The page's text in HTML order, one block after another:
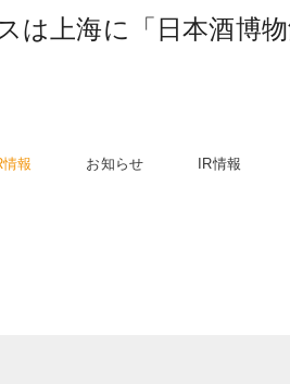
は上海に「日本酒博
情報 お知らせ IR情報